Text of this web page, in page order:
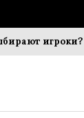
игроки?